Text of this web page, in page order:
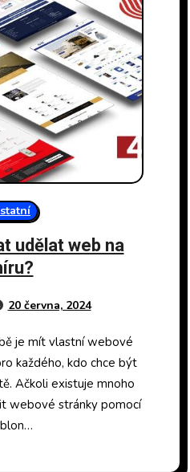
udělat web na
20 června, 2024
každého, kdo chce být
Ačkoli existuje mnoho
webové stránky pomocí